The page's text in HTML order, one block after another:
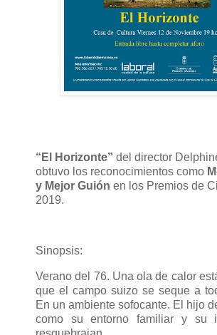
“El Horizonte” del director
obtuvo los reconocimientos como
y Mejor Guión en los Premios de
2019.
Sinopsis:
Verano del 76. Una ola de calor
que el campo suizo se seque a
En un ambiente sofocante. El hijo
como su entorno familiar y su